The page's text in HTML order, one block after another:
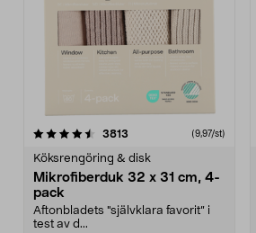
3813 (9,97/st)
Köksrengöring & disk
Mikrofiberduk 32 x 31 cm, 4-
pack
Aftonbladets "självklara favorit” i
test av d...
4.0av 5 stjärnor